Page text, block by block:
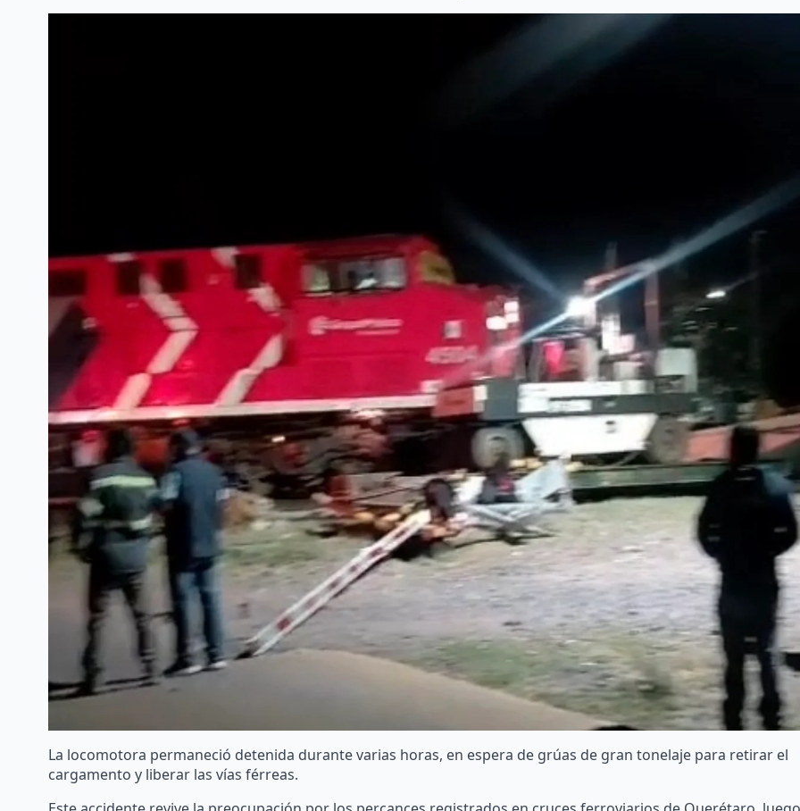
La locomotora permaneció detenida durante varias horas, en espera de grúas de gran tonelaje para retirar el
cargamento y liberar las vías férreas.